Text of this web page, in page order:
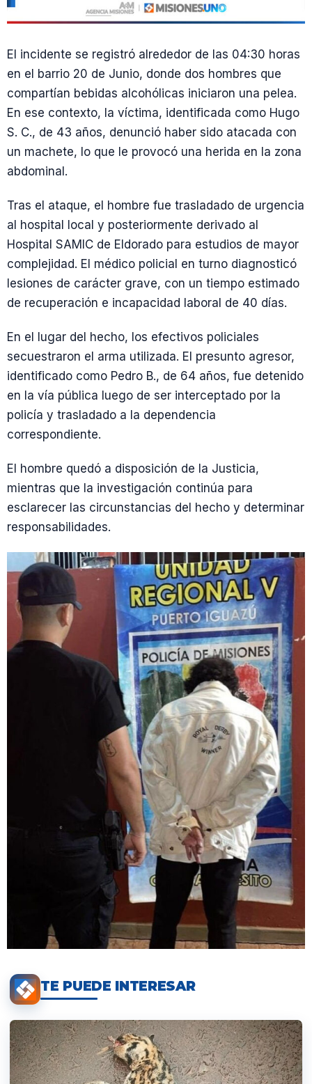
El incidente se registró alrededor de las 04:30 horas
en el barrio 20 de Junio, donde dos hombres que
compartían bebidas alcohólicas iniciaron una pelea.
En ese contexto, la víctima, identificada como Hugo
S. C., de 43 años, denunció haber sido atacada con
un machete, lo que le provocó una herida en la zona
abdominal.
Tras el ataque, el hombre fue trasladado de urgencia
al hospital local y posteriormente derivado al
Hospital SAMIC de Eldorado para estudios de mayor
complejidad. El médico policial en turno diagnosticó
lesiones de carácter grave, con un tiempo estimado
de recuperación e incapacidad laboral de 40 días.
En el lugar del hecho, los efectivos policiales
secuestraron el arma utilizada. El presunto agresor,
identificado como Pedro B., de 64 años, fue detenido
en la vía pública luego de ser interceptado por la
policía y trasladado a la dependencia
correspondiente.
El hombre quedó a disposición de la Justicia,
mientras que la investigación continúa para
esclarecer las circunstancias del hecho y determinar
responsabilidades.
TE PUEDE INTERESAR